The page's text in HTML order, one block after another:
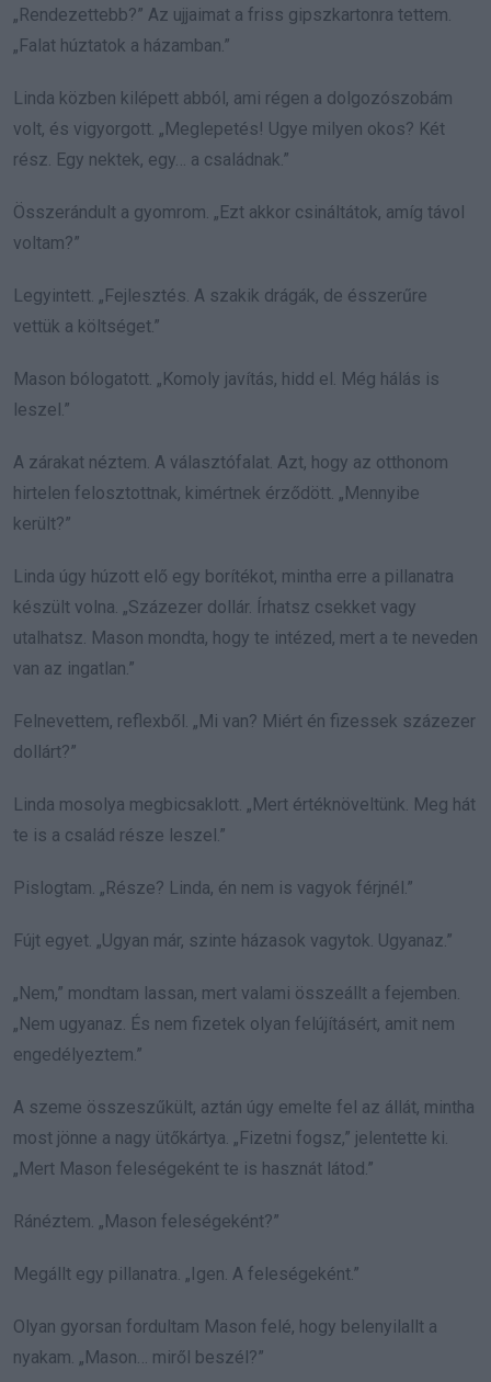
„Rendezettebb?” Az ujjaimat a friss gipszkartonra tettem.
„Falat húztatok a házamban.”
Linda közben kilépett abból, ami régen a dolgozószobám
volt, és vigyorgott. „Meglepetés! Ugye milyen okos? Két
rész. Egy nektek, egy… a családnak.”
Összerándult a gyomrom. „Ezt akkor csináltátok, amíg távol
voltam?”
Legyintett. „Fejlesztés. A szakik drágák, de ésszerűre
vettük a költséget.”
Mason bólogatott. „Komoly javítás, hidd el. Még hálás is
leszel.”
A zárakat néztem. A választófalat. Azt, hogy az otthonom
hirtelen felosztottnak, kimértnek érződött. „Mennyibe
került?”
Linda úgy húzott elő egy borítékot, mintha erre a pillanatra
készült volna. „Százezer dollár. Írhatsz csekket vagy
utalhatsz. Mason mondta, hogy te intézed, mert a te neveden
van az ingatlan.”
Felnevettem, reflexből. „Mi van? Miért én fizessek százezer
dollárt?”
Linda mosolya megbicsaklott. „Mert értéknöveltünk. Meg hát
te is a család része leszel.”
Pislogtam. „Része? Linda, én nem is vagyok férjnél.”
Fújt egyet. „Ugyan már, szinte házasok vagytok. Ugyanaz.”
„Nem,” mondtam lassan, mert valami összeállt a fejemben.
„Nem ugyanaz. És nem fizetek olyan felújításért, amit nem
engedélyeztem.”
A szeme összeszűkült, aztán úgy emelte fel az állát, mintha
most jönne a nagy ütőkártya. „Fizetni fogsz,” jelentette ki.
„Mert Mason feleségeként te is hasznát látod.”
Ránéztem. „Mason feleségeként?”
Megállt egy pillanatra. „Igen. A feleségeként.”
Olyan gyorsan fordultam Mason felé, hogy belenyilallt a
nyakam. „Mason… miről beszél?”